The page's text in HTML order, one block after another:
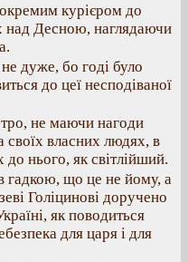
курієром до
над Десною, наглядаючи
дуже, бо годі було
до цеї несподіваної
не маючи нагоди
своїх власних людях, в
нього, як світлійший.
гадкою, що це не йому, а
Голіцинові доручено
як поводиться
для царя і для